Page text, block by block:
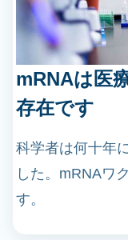
mRNAは医
存在です
科学者は何十年
した。mRNAワ
す。